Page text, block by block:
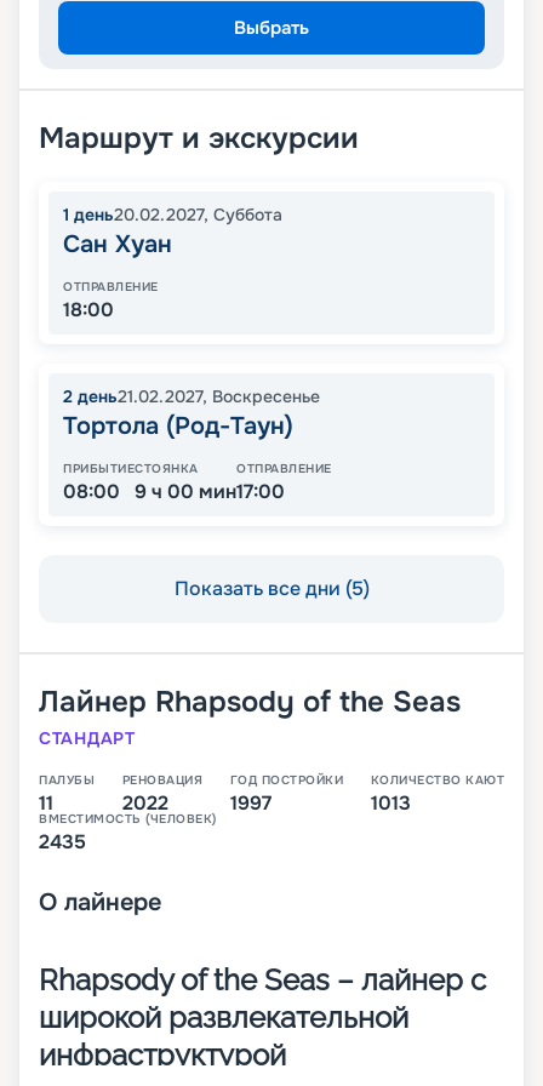
Выбрать
Маршрут и экскурсии
1 день20.02.2027, Суббота
Сан Хуан
ОТПРАВЛЕНИЕ
18:00
2 день21.02.2027, Воскресенье
Тортола (Род-Таун)
ПРИБЫТИЕ
08:00
СТОЯНКА
9 ч 00 мин
ОТПРАВЛЕНИЕ
17:00
Показать все дни (5)
Лайнер Rhapsody of the Seas
СТАНДАРТ
ПАЛУБЫ
11
РЕНОВАЦИЯ
2022
ГОД ПОСТРОЙКИ
1997
КОЛИЧЕСТВО КАЮТ
1013
ВМЕСТИМОСТЬ (ЧЕЛОВЕК)
2435
О лайнере
Rhapsody of the Seas – лайнер с
широкой развлекательной
инфраструктурой